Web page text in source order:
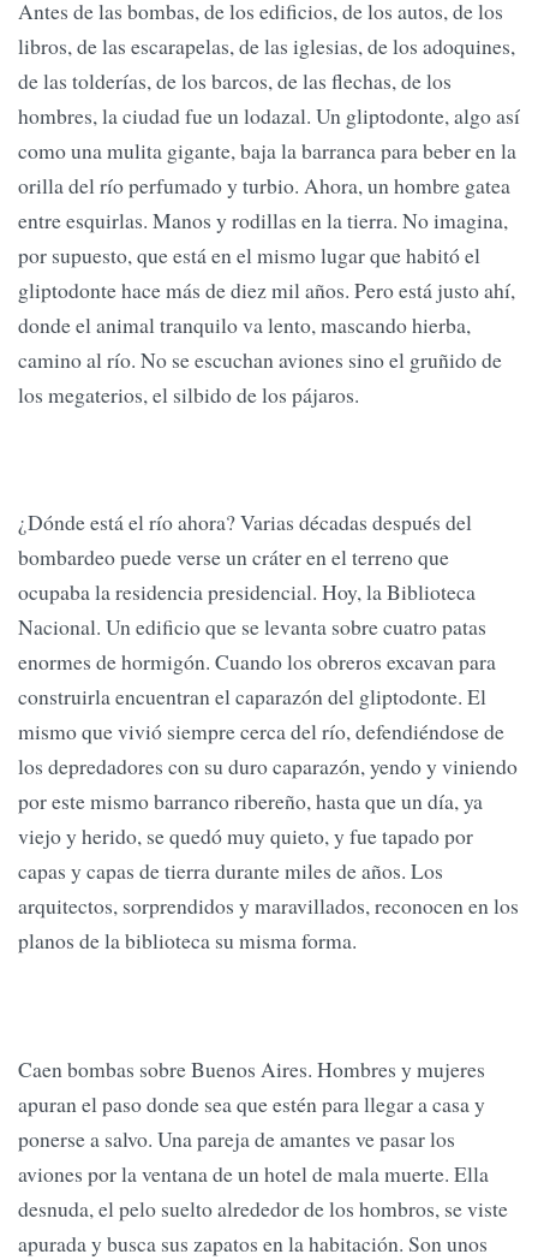
Antes de las bombas, de los edificios, de los autos, de los
libros, de las escarapelas, de las iglesias, de los adoquines,
de las tolderías, de los barcos, de las flechas, de los
hombres, la ciudad fue un lodazal. Un gliptodonte, algo así
como una mulita gigante, baja la barranca para beber en la
orilla del río perfumado y turbio. Ahora, un hombre gatea
entre esquirlas. Manos y rodillas en la tierra. No imagina,
por supuesto, que está en el mismo lugar que habitó el
gliptodonte hace más de diez mil años. Pero está justo ahí,
donde el animal tranquilo va lento, mascando hierba,
camino al río. No se escuchan aviones sino el gruñido de
los megaterios, el silbido de los pájaros.
¿Dónde está el río ahora? Varias décadas después del
bombardeo puede verse un cráter en el terreno que
ocupaba la residencia presidencial. Hoy, la Biblioteca
Nacional. Un edificio que se levanta sobre cuatro patas
enormes de hormigón. Cuando los obreros excavan para
construirla encuentran el caparazón del gliptodonte. El
mismo que vivió siempre cerca del río, defendiéndose de
los depredadores con su duro caparazón, yendo y viniendo
por este mismo barranco ribereño, hasta que un día, ya
viejo y herido, se quedó muy quieto, y fue tapado por
capas y capas de tierra durante miles de años. Los
arquitectos, sorprendidos y maravillados, reconocen en los
planos de la biblioteca su misma forma.
Caen bombas sobre Buenos Aires. Hombres y mujeres
apuran el paso donde sea que estén para llegar a casa y
ponerse a salvo. Una pareja de amantes ve pasar los
aviones por la ventana de un hotel de mala muerte. Ella
desnuda, el pelo suelto alrededor de los hombros, se viste
apurada y busca sus zapatos en la habitación. Son unos